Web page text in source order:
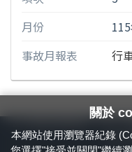
月份
事故月報表
行
24小時緊急通報電話：1933（
道等
關於
本網站使用瀏覽器紀錄